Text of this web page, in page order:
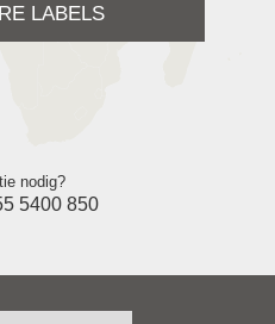
LABELS
nodig?
5400 850